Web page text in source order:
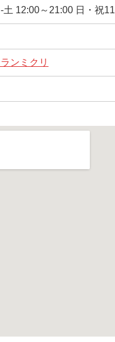
‐土 12:00～21:00 日・祝
ンミクリ